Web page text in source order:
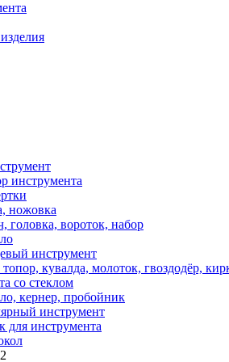
инструмента
ножовка
головка, вороток, набор
инструмент
кувалда, молоток, гвоздодёр,
со стеклом
кернер, пробойник
инструмент
для инструмента